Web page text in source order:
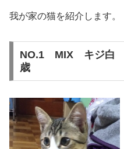
我が家の猫を紹介します。
NO.1 MIX キジ
歳